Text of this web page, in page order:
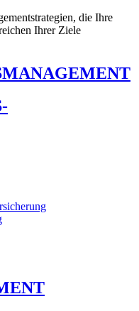
die Ihre
Ihrer Ziele